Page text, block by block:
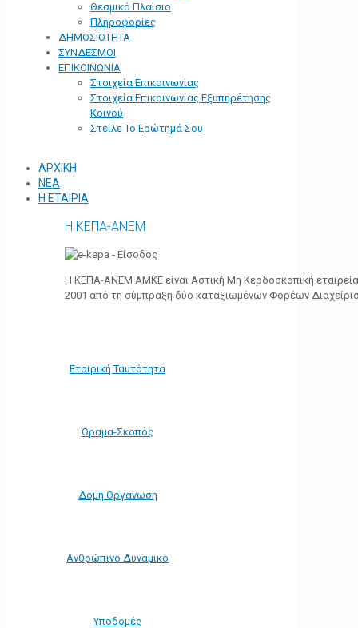
Θεσμικό Πλαίσιο
Πληροφορίες
ΔΗΜΟΣΙΟΤΗΤΑ
ΣΥΝΔΕΣΜΟΙ
ΕΠΙΚΟΙΝΩΝΙΑ
Στοιχεία Επικοινωνίας
Στοιχεία Επικοινωνίας Εξυπηρέτησης
Κοινού
Στείλε Το Ερώτημά Σου
ΑΡΧΙΚΗ
ΝΕΑ
Η ΕΤΑΙΡΙΑ
Η ΚΕΠΑ-ΑΝΕΜ
Η ΚΕΠΑ-ΑΝΕΜ ΑΜΚΕ είναι Αστική Μη Κερδοσκοπική
2001 από τη σύμπραξη δύο καταξιωμένων Φορέων
Εταιρική Ταυτότητα
Όραμα-Σκοπός
Δομή Οργάνωση
Ανθρώπινο Δυναμικό
Υποδομές